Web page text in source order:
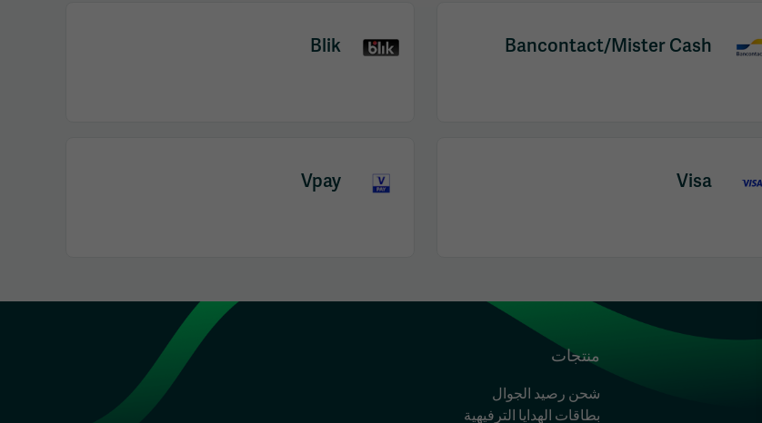
Bancontact/Mister Cash
Blik
Visa
Vpay
منتجات
شحن رصيد الجوال
بطاقات الهدايا الترفيهية